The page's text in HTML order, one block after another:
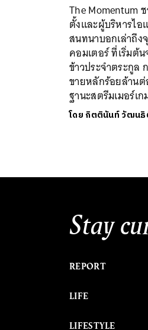
The Momentum
ตั้งและผู้บริหารไอ
สนทนาบอกเล่าถึ
คอมเตอร์ ที่เริ่มต้
ข้าวประจำตระกูล
ขายหลักร้อยล้าน
ฐานะสตรีมเมอร์เ
โดย กิตตินันท์ วัฒนธิ
Stay
REPORT
LIFE
LIFESTYLE